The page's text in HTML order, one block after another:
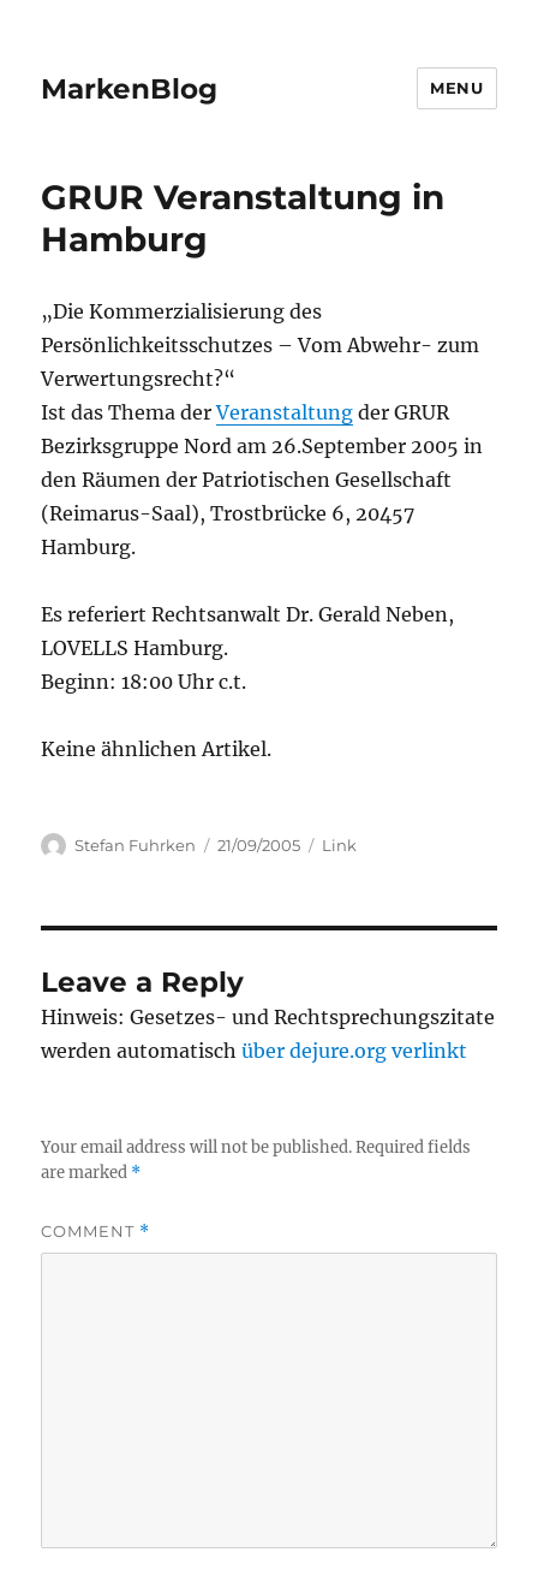
MarkenBlog MENU
GRUR Veranstaltung in
Hamburg
„Die Kommerzialisierung des
Persönlichkeitsschutzes – Vom Abwehr- zum
Verwertungsrecht?“
Ist das Thema derVeranstaltung der GRUR
Bezirksgruppe Nord am 26.September 2005 in
den Räumen der Patriotischen Gesellschaft
(Reimarus-Saal), Trostbrücke 6, 20457
Hamburg.
Es referiert Rechtsanwalt Dr. Gerald Neben,
LOVELLS Hamburg.
Beginn: 18:00 Uhr c.t.
Keine ähnlichen Artikel.
Author
Stefan Fuhrken
Posted
21/09/2005 Categories
Link
Leave a Reply
Hinweis: Gesetzes- und Rechtsprechungszitate
werden automatischüber dejure.org verlinkt
Your email address will not be published. Required fields
are marked *
COMMENT *